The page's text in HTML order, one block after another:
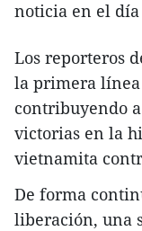
noticia en el
Los reporteros
la primera
contribuyendo
victorias en la
vietnamita
De forma
liberación, una